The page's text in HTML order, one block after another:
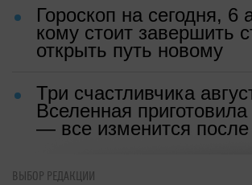
Гороскоп на сегодня, 6
кому стоит завершить
открыть путь новому
Три счастливчика
Вселенная
— все изменится
ВЫБОР РЕДАКЦИИ